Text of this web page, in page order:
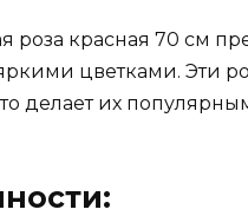
роза красная 70 см
цветками. Эти
делает их